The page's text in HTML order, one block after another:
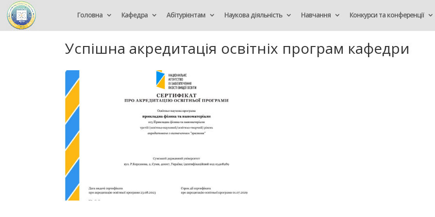
Головна Кафедра Абітурієнтам Наукова діяльність Навчання Конкурси та конференції
Успішна акредитація освітніх програм кафедри